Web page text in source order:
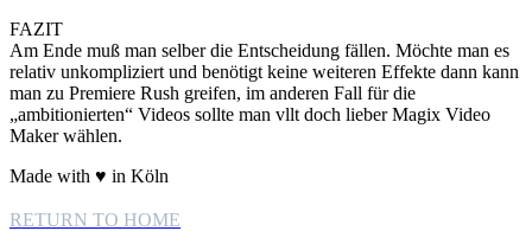
FAZIT
Am Ende muß man selber die Entscheidung fällen. Möchte man es
relativ unkompliziert und benötigt keine weiteren Effekte dann kann
man zu Premiere Rush greifen, im anderen Fall für die
„ambitionierten“ Videos sollte man vllt doch lieber Magix Video
Maker wählen.
Made with ♥ in Köln
RETURN TO HOME